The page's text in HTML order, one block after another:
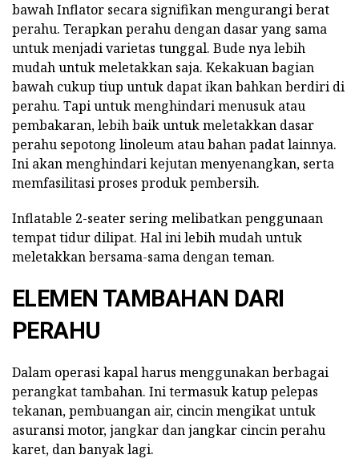
bawah Inflator secara signifikan mengurangi berat
perahu. Terapkan perahu dengan dasar yang sama
untuk menjadi varietas tunggal. Bude nya lebih
mudah untuk meletakkan saja. Kekakuan bagian
bawah cukup tiup untuk dapat ikan bahkan berdiri di
perahu. Tapi untuk menghindari menusuk atau
pembakaran, lebih baik untuk meletakkan dasar
perahu sepotong linoleum atau bahan padat lainnya.
Ini akan menghindari kejutan menyenangkan, serta
memfasilitasi proses produk pembersih.
Inflatable 2-seater sering melibatkan penggunaan
tempat tidur dilipat. Hal ini lebih mudah untuk
meletakkan bersama-sama dengan teman.
ELEMEN TAMBAHAN DARI
PERAHU
Dalam operasi kapal harus menggunakan berbagai
perangkat tambahan. Ini termasuk katup pelepas
tekanan, pembuangan air, cincin mengikat untuk
asuransi motor, jangkar dan jangkar cincin perahu
karet, dan banyak lagi.